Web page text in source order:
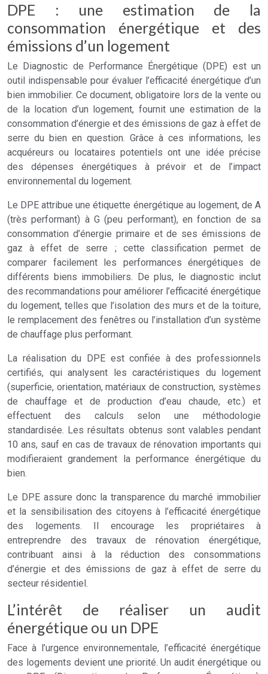
DPE : une estimation de la
consommation énergétique et des
émissions d’un logement
Le Diagnostic de Performance Énergétique (DPE) est un
outil indispensable pour évaluer l’efficacité énergétique d’un
bien immobilier. Ce document, obligatoire lors de la vente ou
de la location d’un logement, fournit une estimation de la
consommation d’énergie et des émissions de gaz à effet de
serre du bien en question. Grâce à ces informations, les
acquéreurs ou locataires potentiels ont une idée précise
des dépenses énergétiques à prévoir et de l’impact
environnemental du logement.
Le DPE attribue une étiquette énergétique au logement, de A
(très performant) à G (peu performant), en fonction de sa
consommation d’énergie primaire et de ses émissions de
gaz à effet de serre ; cette classification permet de
comparer facilement les performances énergétiques de
différents biens immobiliers. De plus, le diagnostic inclut
des recommandations pour améliorer l’efficacité énergétique
du logement, telles que l’isolation des murs et de la toiture,
le remplacement des fenêtres ou l’installation d’un système
de chauffage plus performant.
La réalisation du DPE est confiée à des professionnels
certifiés, qui analysent les caractéristiques du logement
(superficie, orientation, matériaux de construction, systèmes
de chauffage et de production d’eau chaude, etc.) et
effectuent des calculs selon une méthodologie
standardisée. Les résultats obtenus sont valables pendant
10 ans, sauf en cas de travaux de rénovation importants qui
modifieraient grandement la performance énergétique du
bien.
Le DPE assure donc la transparence du marché immobilier
et la sensibilisation des citoyens à l’efficacité énergétique
des logements. Il encourage les propriétaires à
entreprendre des travaux de rénovation énergétique,
contribuant ainsi à la réduction des consommations
d’énergie et des émissions de gaz à effet de serre du
secteur résidentiel.
L’intérêt de réaliser un audit
énergétique ou un DPE
Face à l’urgence environnementale, l’efficacité énergétique
des logements devient une priorité. Un audit énergétique ou